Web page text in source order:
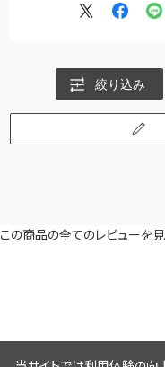
絞り込み
この商品の全てのレビューを